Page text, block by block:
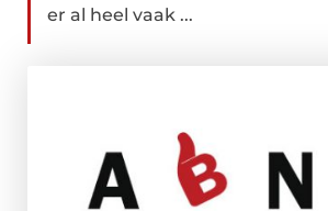
er al heel vaak ...